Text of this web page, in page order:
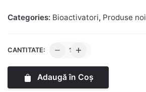
Categories: Bioactivatori, Produse noi
CANTITATE:
Cantitate
Kompost
Adaugă în Coș